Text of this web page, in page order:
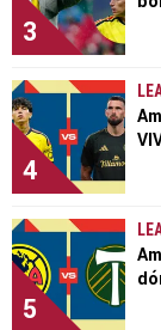
3
4
5